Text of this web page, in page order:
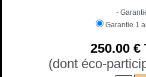
-
Garantie 1
250.00 €
(dont éco-